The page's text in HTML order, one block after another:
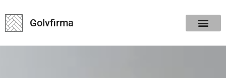
Golvfirma